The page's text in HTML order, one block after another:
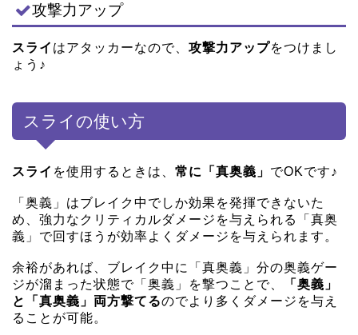
攻撃力アップ
スライ はアタッカーなので、 攻撃力アップをつけまし
ょう♪
スライの使い方
スライ を使用するときは、 常に「真奥義」 でOKです♪
「奥義」はブレイク中でしか効果を発揮できないた
め、強力なクリティカルダメージを与えられる「真奥
義」で回すほうが効率よくダメージを与えられます。
余裕があれば、ブレイク中に「真奥義」分の奥義ゲー
ジが溜まった状態で「奥義」を撃つことで、
「奥義」
と「真奥義」両方撃てるのでより多くダメージを与え
ることが可能。